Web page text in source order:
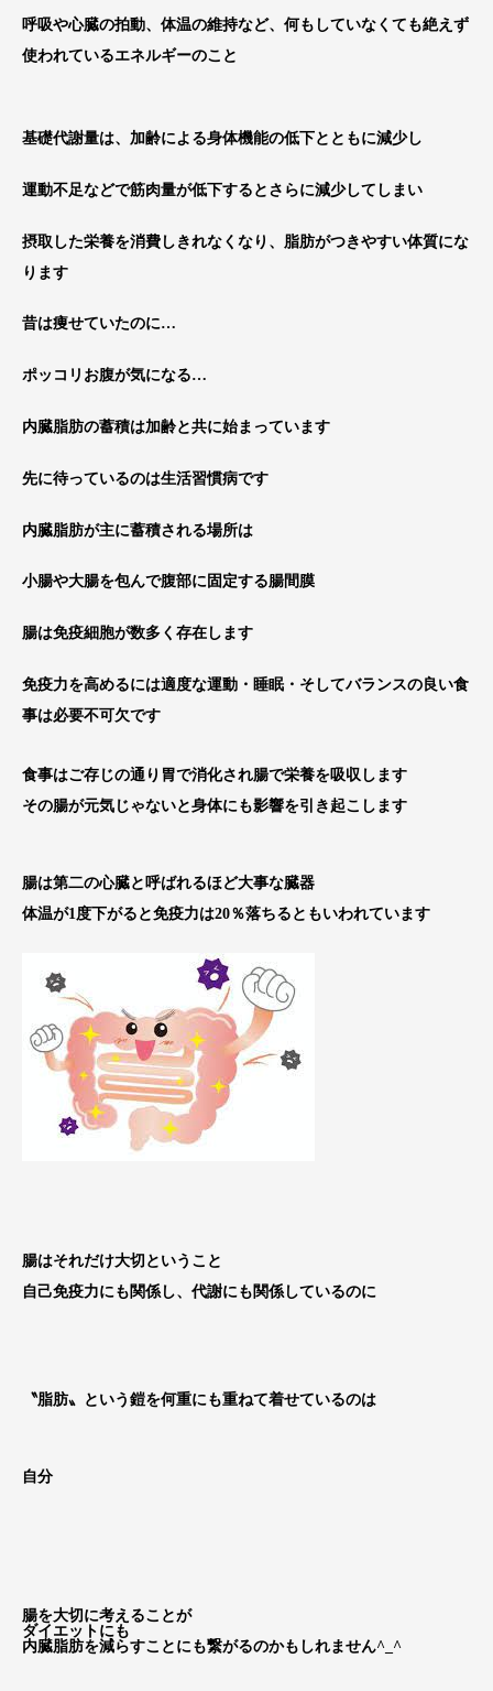
呼吸や心臓の拍動、体温の維持など、何もしていなくても絶えず
使われているエネルギーのこと
基礎代謝量は、加齢による身体機能の低下とともに減少し
運動不足などで筋肉量が低下するとさらに減少してしまい
摂取した栄養を消費しきれなくなり、脂肪がつきやすい体質にな
ります
昔は痩せていたのに…
ポッコリお腹が気になる…
内臓脂肪の蓄積は加齢と共に始まっています
先に待っているのは生活習慣病です
内臓脂肪が主に蓄積される場所は
小腸や大腸を包んで腹部に固定する腸間膜
腸は免疫細胞が数多く存在します
免疫力を高めるには適度な運動・睡眠・そしてバランスの良い食
事は必要不可欠です
食事はご存じの通り胃で消化され腸で栄養を吸収します
その腸が元気じゃないと身体にも影響を引き起こします
腸は第二の心臓と呼ばれるほど大事な臓器
体温が1度下がると免疫力は20％落ちるともいわれています
腸はそれだけ大切ということ
自己免疫力にも関係し、代謝にも関係しているのに
〝脂肪〟という鎧を何重にも重ねて着せているのは
自分
腸を大切に考えることが
ダイエットにも
内臓脂肪を減らすことにも繋がるのかもしれません^_^